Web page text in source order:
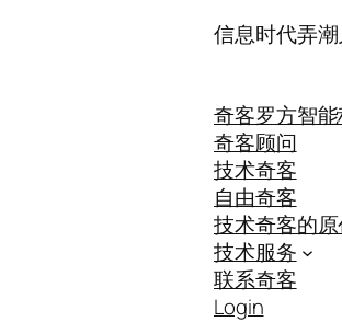
信息时代弄潮
奇客罗方智
奇客顾问
技术奇客
自由奇客
技术奇客的
技术服务
联系奇客
Login